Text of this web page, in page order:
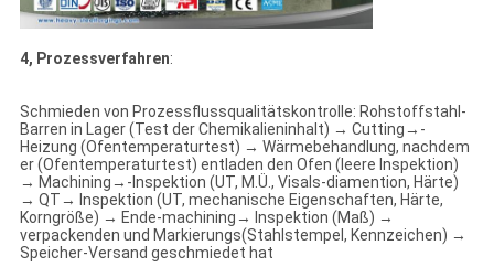
4, Prozessverfahren:
Schmieden von Prozessflussqualitätskontrolle: Rohstoffstahl-
Barren in Lager (Test der Chemikalieninhalt) → Cutting→-
Heizung (Ofentemperaturtest) → Wärmebehandlung, nachdem
er (Ofentemperaturtest) entladen den Ofen (leere Inspektion)
→ Machining→-Inspektion (UT, M.Ü., Visals-diamention, Härte)
→ QT→ Inspektion (UT, mechanische Eigenschaften, Härte,
Korngröße) → Ende-machining→ Inspektion (Maß) →
verpackenden und Markierungs(Stahlstempel, Kennzeichen) →
Speicher-Versand geschmiedet hat